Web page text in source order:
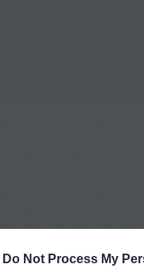
Do Not Process My